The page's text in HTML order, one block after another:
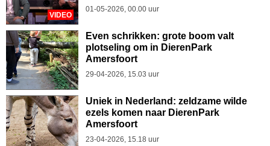
VIDEO
01-05-2026, 00.00 uur
Even schrikken: grote boom valt
plotseling om in DierenPark
Amersfoort
29-04-2026, 15.03 uur
Uniek in Nederland: zeldzame wilde
ezels komen naar DierenPark
Amersfoort
23-04-2026, 15.18 uur